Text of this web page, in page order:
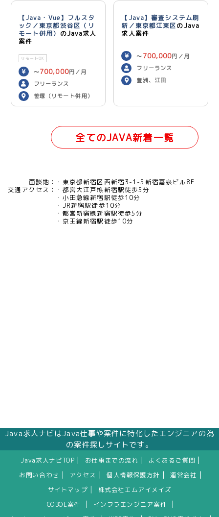
【Java・Vue】フルスタ
ック／東京都渋谷区（リ
モート併用） のJava求人
案件
リモートOK
〜700,000円／月
フリーランス
笹塚（リモート併用）
【Java】審査システム刷
新／東京都江東区のJava
求人案件
〜 700,000円／月
フリーランス
豊洲、江田
全てのJAVA新着一覧
面談地：
東京都新宿区西新宿3-1-5新宿嘉泉ビル8F
交通アクセス：
都営大江戸線新宿駅徒歩5分
小田急線新宿駅徒歩10分
JR新宿駅徒歩10分
都営新宿線新宿駅徒歩5分
京王線新宿駅徒歩10分
Java求人ナビはJava仕事や案件に特化したエンジニアの為
の案件探しサイトです。
Java求人ナビTOP お仕事までの流れ よくあるご質問
お問い合わせ アクセス 個人情報保護方針 運営会社
サイトマップ
株式会社エムアイメイズ
COBOL案件
インフラエンジニア案件